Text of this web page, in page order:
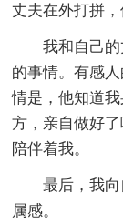
丈夫在外打拼，
我和自己
的事情。有感
情是，他知道
方，亲自做好
陪伴着我。
最后，我
属感。